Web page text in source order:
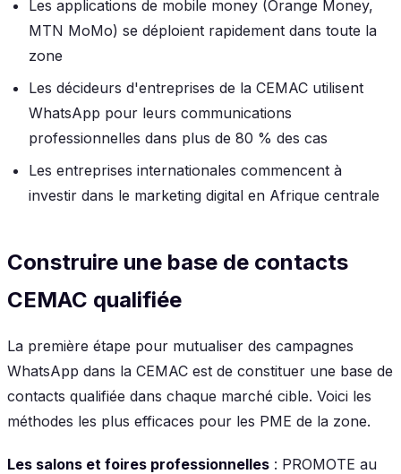
Les applications de mobile money (Orange Money,
MTN MoMo) se déploient rapidement dans toute la
zone
Les décideurs d'entreprises de la CEMAC utilisent
WhatsApp pour leurs communications
professionnelles dans plus de 80 % des cas
Les entreprises internationales commencent à
investir dans le marketing digital en Afrique centrale
Construire une base de contacts
CEMAC qualifiée
La première étape pour mutualiser des campagnes
WhatsApp dans la CEMAC est de constituer une base de
contacts qualifiée dans chaque marché cible. Voici les
méthodes les plus efficaces pour les PME de la zone.
Les salons et foires professionnelles : PROMOTE au